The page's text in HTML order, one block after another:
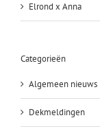
Elrond x Anna
Categorieën
Algemeen nieuws
Dekmeldingen